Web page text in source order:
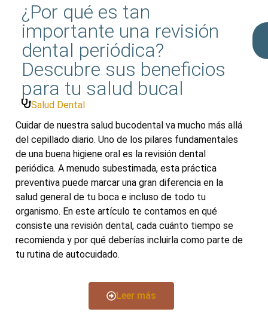
¿Por qué es tan
importante una revisión
dental periódica?
Descubre sus beneficios
para tu salud bucal
Salud Dental
Cuidar de nuestra salud bucodental va mucho más allá
del cepillado diario. Uno de los pilares fundamentales
de una buena higiene oral es la revisión dental
periódica. A menudo subestimada, esta práctica
preventiva puede marcar una gran diferencia en la
salud general de tu boca e incluso de todo tu
organismo. En este artículo te contamos en qué
consiste una revisión dental, cada cuánto tiempo se
recomienda y por qué deberías incluirla como parte de
tu rutina de autocuidado.
Leer más